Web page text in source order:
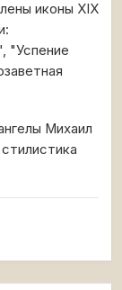
иконы ХIХ
"Успение
Михаил